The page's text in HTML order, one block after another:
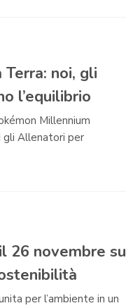
noi, gli
l’equilibrio
Millennium
gli Allenatori per
26 novembre su
per l’ambiente in un